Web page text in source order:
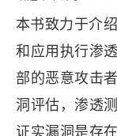
1.7 组织Kali
1.7.1 配置和自
1.7.2 重置超级
本书致力于介
和应用执行渗
部的恶意攻击
洞评估，渗透
证实漏洞是存